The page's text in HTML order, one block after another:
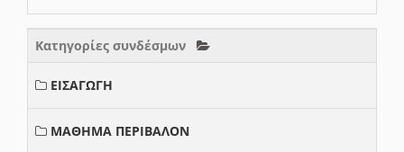
Κατηγορίες συνδέσμων
ΕΙΣΑΓΩΓΗ
ΜΑΘΗΜΑ ΠΕΡΙΒΑΛΟΝ